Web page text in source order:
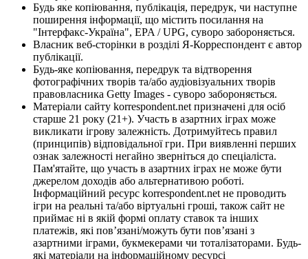
Будь яке копіювання, публікація, передрук, чи наступне
поширення інформації, що містить посилання на
"Інтерфакс-Україна", EPA / UPG, суворо забороняється.
Власник веб-сторінки в розділі Я-Корреспондент є автор
публікації.
Будь-яке копіювання, передрук та відтворення
фотографічних творів та/або аудіовізуальних творів
правовласника Getty Images - суворо забороняється.
Матеріали сайту korrespondent.net призначені для осіб
старше 21 року (21+). Участь в азартних іграх може
викликати ігрову залежність. Дотримуйтесь правил
(принципів) відповідальної гри. При виявленні перших
ознак залежності негайно зверніться до спеціаліста.
Пам'ятайте, що участь в азартних іграх не може бути
джерелом доходів або альтернативою роботі.
Інформаційний ресурс korrespondent.net не проводить
ігри на реальні та/або віртуальні гроші, також сайт не
приймає ні в якій формі оплату ставок та інших
платежів, які пов’язані/можуть бути пов’язані з
азартними іграми, букмекерами чи тоталізаторами. Будь-
які матеріали на інформаційному ресурсі